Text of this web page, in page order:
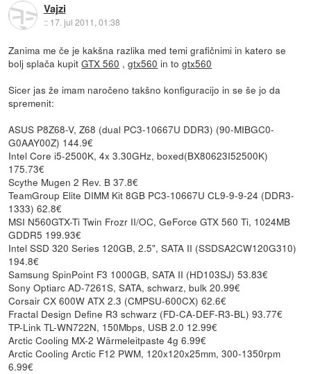
Vajzi
:: 17. jul 2011, 01:38
Zanima me če je kakšna razlika med temi grafičnimi in katero se
bolj splača kupitGTX 560 ,gtx560 in togtx560
Sicer jas že imam naročeno takšno konfiguracijo in se še jo da
spremenit:
ASUS P8Z68-V, Z68 (dual PC3-10667U DDR3) (90-MIBGC0-
G0AAY00Z) 144.9€
Intel Core i5-2500K, 4x 3.30GHz, boxed(BX80623I52500K)
175.73€
Scythe Mugen 2 Rev. B 37.8€
TeamGroup Elite DIMM Kit 8GB PC3-10667U CL9-9-9-24 (DDR3-
1333) 62.8€
MSI N560GTX-Ti Twin Frozr II/OC, GeForce GTX 560 Ti, 1024MB
GDDR5 199.93€
Intel SSD 320 Series 120GB, 2.5", SATA II (SSDSA2CW120G310)
194.8€
Samsung SpinPoint F3 1000GB, SATA II (HD103SJ) 53.83€
Sony Optiarc AD-7261S, SATA, schwarz, bulk 20.99€
Corsair CX 600W ATX 2.3 (CMPSU-600CX) 62.6€
Fractal Design Define R3 schwarz (FD-CA-DEF-R3-BL) 93.77€
TP-Link TL-WN722N, 150Mbps, USB 2.0 12.99€
Arctic Cooling MX-2 Wärmeleitpaste 4g 6.99€
Arctic Cooling Arctic F12 PWM, 120x120x25mm, 300-1350rpm
6.99€